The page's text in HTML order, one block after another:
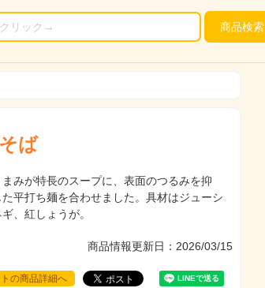
商品検索
ば
みが特長のスープに、表面のつるみを抑
平打ち麺を合わせました。具材はジューシ
、紅しょうが。
商品情報更新日：2026/03/15
の商品詳細へ